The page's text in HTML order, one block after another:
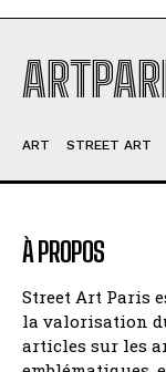
ART STREET ART
À PROPOS
Street Art Paris
la valorisation
articles sur les